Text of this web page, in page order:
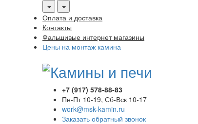
Оплата и доставка
Контакты
Фальшивые интернет магазины
Цены на монтаж камина
+7 (917) 578-88-83
Пн-Пт 10-19, Сб-Вск 10-17
work@msk-kamin.ru
Заказать обратный звонок